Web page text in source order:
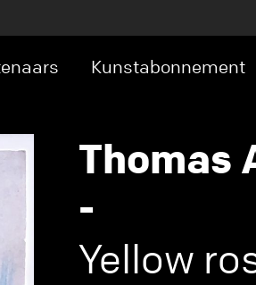
Kunstabonnement
Thomas
-
Yellow